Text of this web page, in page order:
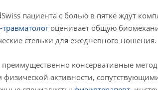
пациента с болью в пятке ждут
оценивает общую
стельки для ежедневного ношения.
консервативные
физической активности,